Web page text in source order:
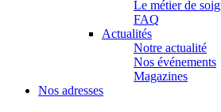
Le métier de
FAQ
Actualités
Notre actualité
Nos événements
Magazines
Nos adresses